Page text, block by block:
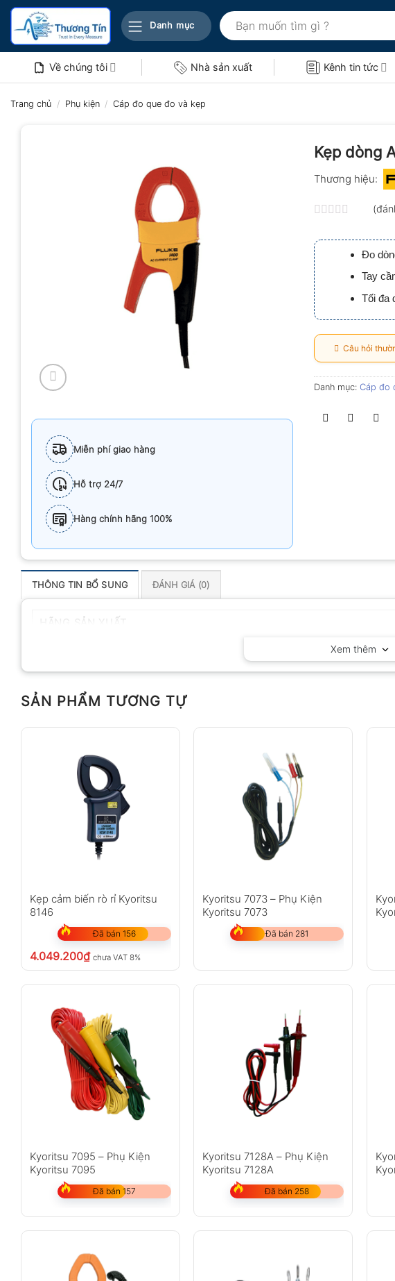
Bỏ
nội
Danh mục
Tìm
kiếm:
Về chúng tôi Nhà sản xuất Kênh tin tức
Trang chủ / Phụ kiện / Cáp đo que đo và kẹp
Miễn phí giao hàng
Hỗ trợ 24/7
Hàng chính hãng 100%
Kẹp dòng
Thương hiệu:
xếp
hạng
0.0
5
sao
Đo
Tay
Tối đa
Câu hỏi
Danh mục: Cáp đo
THÔNG TIN BỔ SUNG ĐÁNH GIÁ (0)
Xem thêm
SẢN PHẨM TƯƠNG TỰ
Kẹp cảm biến rò rỉ Kyoritsu
8146
Đã bán 156
4.049.200₫ chưa VAT 8%
Kyoritsu 7073 – Phụ Kiện
Kyoritsu 7073
Đã bán 281
Kyoritsu 7095 – Phụ Kiện
Kyoritsu 7095
Đã bán 157
Kyoritsu 7128A – Phụ Kiện
Kyoritsu 7128A
Đã bán 258